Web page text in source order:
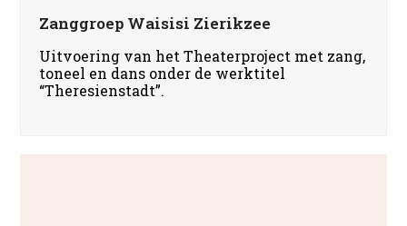
Zanggroep Waisisi Zierikzee
Uitvoering van het Theaterproject met zang,
toneel en dans onder de werktitel
“Theresienstadt”.